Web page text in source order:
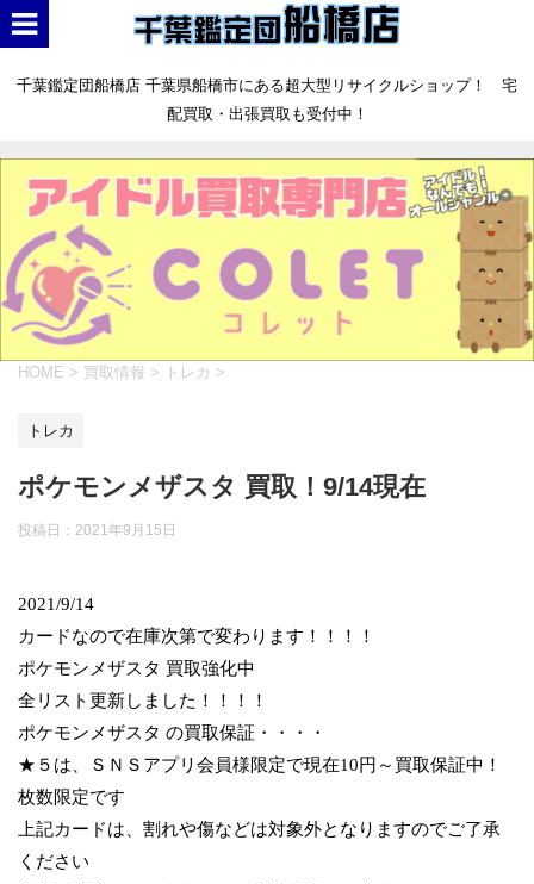
千葉鑑定団船橋店 千葉県船橋市にある超大型リサイクルショップ！ 宅
配買取・出張買取も受付中！
HOME > 買取情報 > トレカ >
トレカ
ポケモンメザスタ 買取！9/14現在
投稿日： 2021年9月15日
2021/9/14
カードなので在庫次第で変わります！！！！
ポケモンメザスタ 買取強化中
全リスト更新しました！！！！
ポケモンメザスタ の買取保証・・・・
★５は、ＳＮＳアプリ会員様限定で現在10円～買取保証中！
枚数限定です
上記カードは、割れや傷などは対象外となりますのでご了承
ください